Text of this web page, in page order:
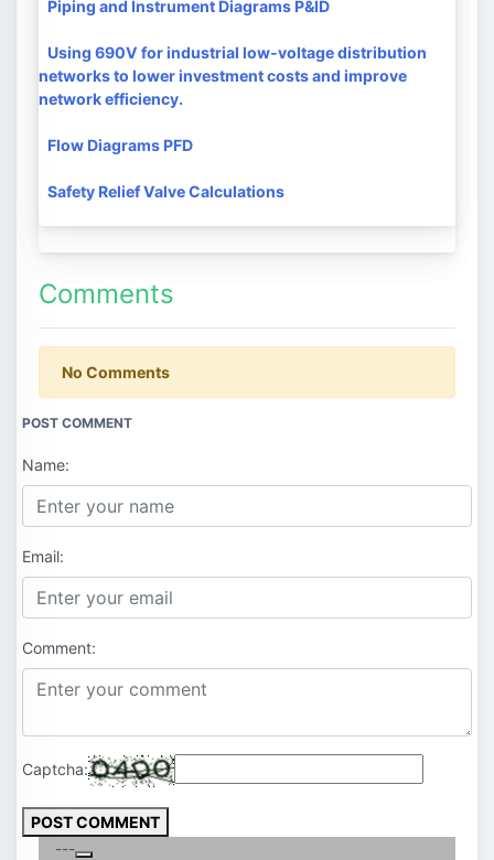
Piping and Instrument Diagrams P&ID
Using 690V for industrial low-voltage distribution
networks to lower investment costs and improve
network efficiency.
Flow Diagrams PFD
Safety Relief Valve Calculations
Comments
No Comments
POST COMMENT
Name:
Email:
Comment:
Captcha:
POST COMMENT
---